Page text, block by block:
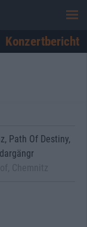
Konzertbericht
Path Of Destiny,